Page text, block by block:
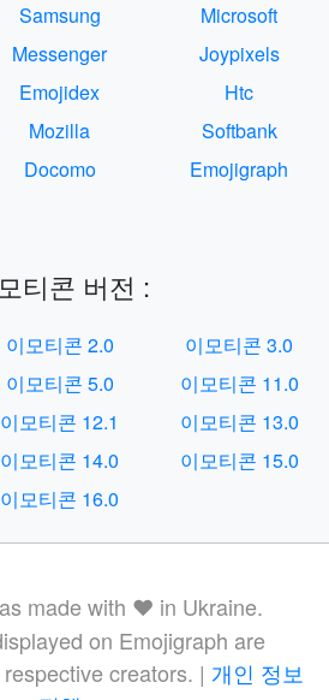
Samsung
Microsoft
Messenger
Joypixels
Emojidex
Htc
Mozilla
Softbank
Docomo
Emojigraph
티콘 버전 :
이모티콘 2.0
이모티콘 3.0
이모티콘 5.0
이모티콘 11.0
이모티콘 12.1
이모티콘 13.0
이모티콘 14.0
이모티콘 15.0
이모티콘 16.0
made with ❤️ in Ukraine.
on Emojigraph are
creators. | 개인 정보